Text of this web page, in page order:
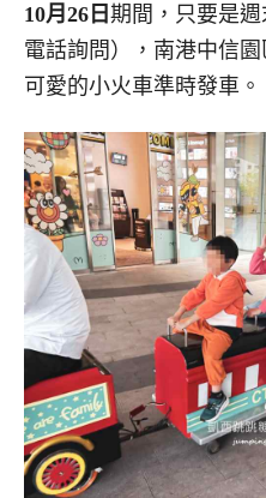
10月26日 期間，只要是
電話詢問），南港中信
可愛的小火車準時發車。